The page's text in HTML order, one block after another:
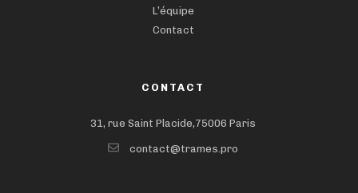
L’équipe
Contact
CONTACT
31, rue Saint Placide,75006 Paris
contact@trames.pro